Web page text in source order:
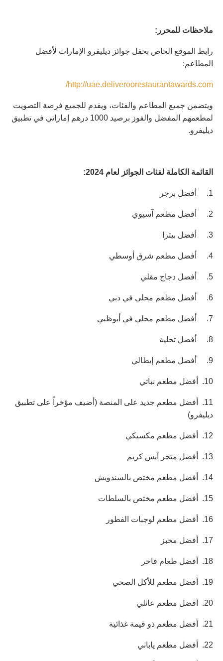
ملاحظات للمحرر :
رابط الموقع الخاص بحفل جوائز ديليفرو الإمارات لأفضل
المطاعم:
http://uae.deliveroorestaurantawards.com
/
ويتضمن جميع المطاعم والفئات، ويقدم للجميع فرصة التصويت
لمطعمهم المفضل والفوز برصيد 1000 درهم إماراتي في تطبيق
ديليفرو.
القائمة الكاملة لفئات الجوائز لعام 2024:
1. أفضل برجر
2. أفضل مطعم آسيوي
3. أفضل بيتزا
4. أفضل مطعم شرق أوسطي
5. أفضل دجاج مقلي
6. أفضل مطعم محلي في دبي
7. أفضل مطعم محلي في أبوظبي
8. أفضل تحلية
9. أفضل مطعم إيطالي
10. أفضل مطعم نباتي
11. أفضل مطعم جديد على المنصة ( أضيف مؤخراً على تطبيق
ديليفرو)
12. أفضل مطعم مكسيكي
13. أفضل متجر آيس كريم
14. أفضل مطعم مختص بالسندويش
15. أفضل مطعم مختص بالسلطات
16. أفضل مطعم لوجبات الفطور
17. أفضل مخبز
18. أفضل طعام فاخر
19. أفضل مطعم للأكل الصحي
20. أفضل مطعم عائلي
21. أفضل مطعم ذو قيمة غذائية
22. أفضل مطعم ياباني